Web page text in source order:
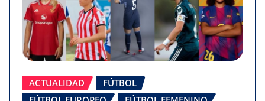
ACTUALIDAD
FÚTBOL